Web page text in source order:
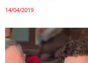
14/04/2019